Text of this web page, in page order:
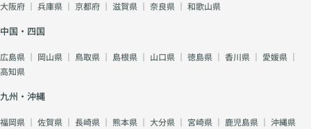
大阪府 ｜ 兵庫県 ｜ 京都府 ｜ 滋賀県 ｜ 奈良県 ｜ 和歌山県
中国・四国
広島県 ｜ 岡山県 ｜ 鳥取県 ｜ 島根県 ｜ 山口県 ｜ 徳島県 ｜ 香川県 ｜ 愛媛県 ｜
高知県
九州・沖縄
福岡県 ｜ 佐賀県 ｜ 長崎県 ｜ 熊本県 ｜ 大分県 ｜ 宮崎県 ｜ 鹿児島県 ｜ 沖縄県